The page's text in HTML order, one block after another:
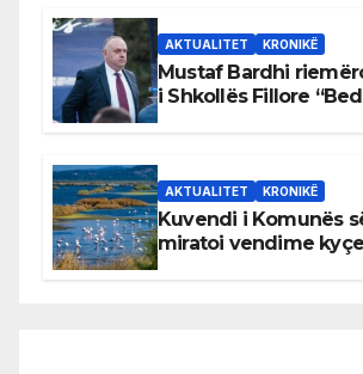
AKTUALITET KRONIKË
Mustaf Bardhi
i Shkollës Fillore
AKTUALITET KRONIKË
Kuvendi i Komunës
miratoi vendime